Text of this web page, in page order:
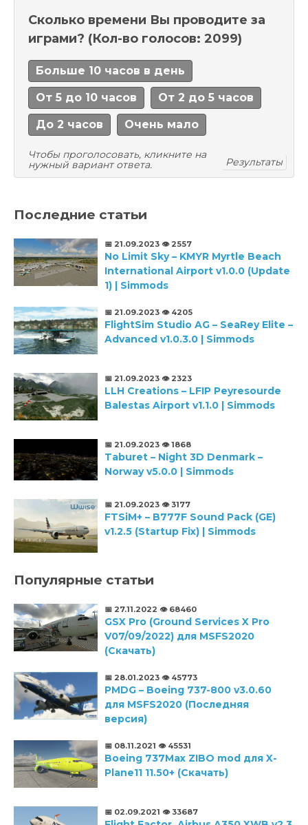
Сколько времени Вы проводите за
играми? (Кол-во голосов: 2099)
Больше 10 часов в день
От 5 до 10 часов От 2 до 5 часов
До 2 часов Очень мало
Чтобы проголосовать, кликните на
нужный вариант ответа.
Результаты
Последние статьи
📅 21.09.2023 👁️ 2557
No Limit Sky – KMYR Myrtle Beach
International Airport v1.0.0 (Update
1) | Simmods
📅 21.09.2023 👁️ 4205
FlightSim Studio AG – SeaRey Elite –
Advanced v1.0.3.0 | Simmods
📅 21.09.2023 👁️ 2323
LLH Creations – LFIP Peyresourde
Balestas Airport v1.1.0 | Simmods
📅 21.09.2023 👁️ 1868
Taburet – Night 3D Denmark –
Norway v5.0.0 | Simmods
📅 21.09.2023 👁️ 3177
FTSiM+ – B777F Sound Pack (GE)
v1.2.5 (Startup Fix) | Simmods
Популярные статьи
📅 27.11.2022 👁️ 68460
GSX Pro (Ground Services X Pro
V07/09/2022) для MSFS2020
(Скачать)
📅 28.01.2023 👁️ 45773
PMDG – Boeing 737-800 v3.0.60
для MSFS2020 (Последняя
версия)
📅 08.11.2021 👁️ 45531
Boeing 737Max ZIBO mod для X-
Plane11 11.50+ (Скачать)
📅 02.09.2021 👁️ 33687